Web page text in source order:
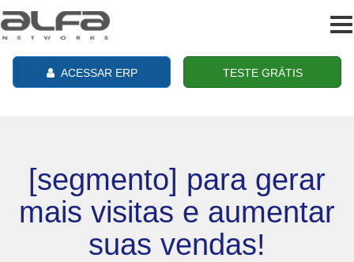
ACESSAR ERP TESTE GRÁTIS
[segmento] para gerar
mais visitas e aumentar
suas vendas!